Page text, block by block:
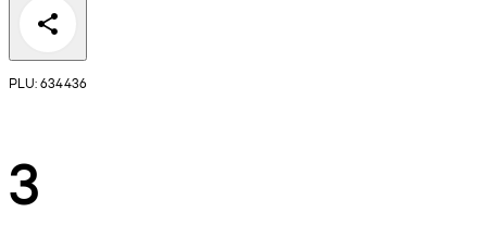
PLU: 634436
3